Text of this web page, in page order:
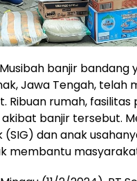
Musibah banjir bandang
Jawa Tengah, telah
Ribuan rumah,
banjir tersebut.
dan anak
membantu